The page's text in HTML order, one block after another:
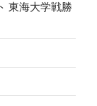
東海大学戦勝